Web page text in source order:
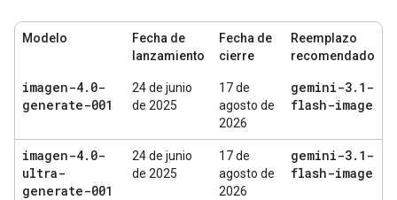
Modelo
Fecha de
lanzamiento
Fecha de
cierre
Reemplazo
recomendado
imagen-4. 0-
generate-001
24 de junio
de 2025
17 de
agosto de
2026
gemini-3. 1-
flash-image
imagen-4. 0-
ultra-
generate-001
24 de junio
de 2025
17 de
agosto de
2026
gemini-3. 1-
flash-image